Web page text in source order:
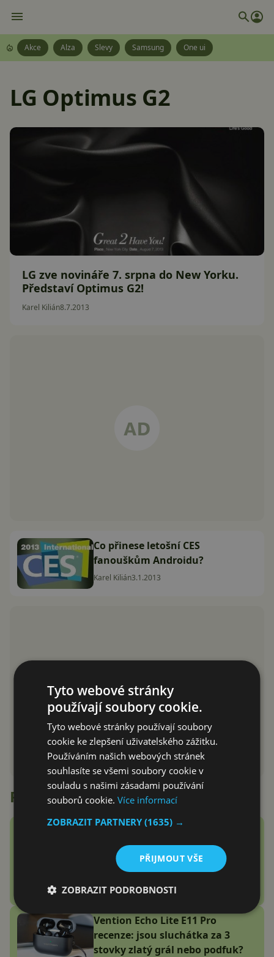
Akce Alza Slevy Samsung One ui
LG Optimus G2
LG zve novináře 7. srpna do New Yorku.
Představí Optimus G2!
Karel Kilián8.7.2013
Co přinese letošní CES
fanouškům Androidu?
Karel Kilián3.1.2013
Recenze
Google Fitbit Air recenze:
Náramek bez displeje je přesně
to zařízení, které jsem
potřeboval
Adam Kurfürst
Vention Echo Lite E11 Pro
recenze: jsou sluchátka za 3
stovky zlatý grál nebo podfuk?
Tyto webové stránky
používají soubory cookie.
Tyto webové stránky používají soubory
cookie ke zlepšení uživatelského zážitku.
Používáním našich webových stránek
souhlasíte se všemi soubory cookie v
souladu s našimi zásadami používání
souborů cookie.Více informací
ZOBRAZIT PARTNERY(1635) →
PŘIJMOUT VŠE
ZOBRAZIT PODROBNOSTI